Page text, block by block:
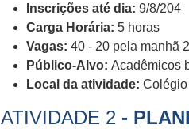
Inscrições até dia: 9/8/204
Carga Horária: 5 horas
Vagas: 40 - 20 pela manhã
Público-Alvo: Acadêmicos
Local da atividade: Colégio
ATIVIDADE 2 -